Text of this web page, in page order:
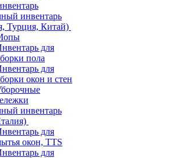
инвентарь
Турция, Китай)
для
пола
для
окон и стен
инвентарь
для
окон, TTS
для